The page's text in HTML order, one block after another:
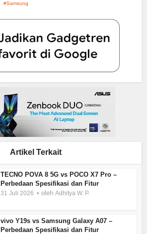
Samsung
Artikel Terkait
TECNO POVA 8 5G vs POCO X7 Pro –
Perbedaan Spesifikasi dan Fitur
31 Juli 2026 olehAdhitya W. P.
vivo Y19s vs Samsung Galaxy A07 –
Perbedaan Spesifikasi dan Fitur